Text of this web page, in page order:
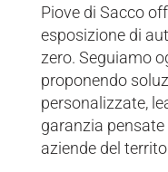
Piove di Sacco
esposizione di
zero. Seguiamo
proponendo
personalizzate,
garanzia
aziende del